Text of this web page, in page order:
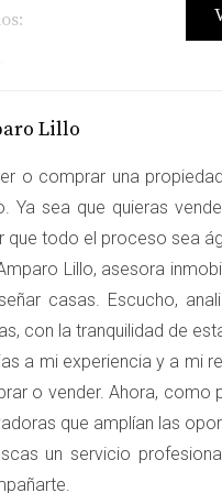
inicial es bajo, las VPP
VPP se construyen
tres casos donde
En este proyecto se
ayudó a resolver el
programas de
urbano dinámico y
demanda de vivienda en
de vivienda, ayudando a
Lillo
o comprar una
Ya sea que quieras
que todo el proceso sea
Lillo, asesora
casas. Escucho,
con la tranquilidad de
a mi experiencia y a mi
o vender. Ahora, como
que amplían las
un servicio